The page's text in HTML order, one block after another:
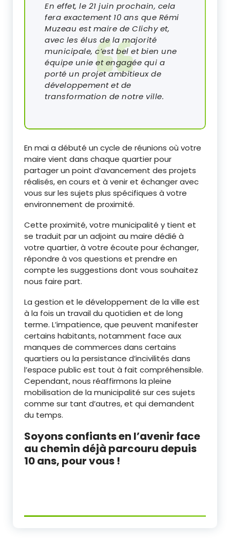
En effet, le 21 juin prochain, cela
fera exactement 10 ans que Rémi
Muzeau est maire de Clichy et,
avec les élus de la majorité
municipale, c’est bel et bien une
équipe unie et engagée qui a
porté un projet ambitieux de
développement et de
transformation de notre ville.
En mai a débuté un cycle de réunions où votre
maire vient dans chaque quartier pour
partager un point d’avancement des projets
réalisés, en cours et à venir et échanger avec
vous sur les sujets plus spécifiques à votre
environnement de proximité.
Cette proximité, votre municipalité y tient et
se traduit par un adjoint au maire dédié à
votre quartier, à votre écoute pour échanger,
répondre à vos questions et prendre en
compte les suggestions dont vous souhaitez
nous faire part.
La gestion et le développement de la ville est
à la fois un travail du quotidien et de long
terme. L’impatience, que peuvent manifester
certains habitants, notamment face aux
manques de commerces dans certains
quartiers ou la persistance d’incivilités dans
l’espace public est tout à fait compréhensible.
Cependant, nous réaffirmons la pleine
mobilisation de la municipalité sur ces sujets
comme sur tant d’autres, et qui demandent
du temps.
Soyons confiants en l’avenir face
au chemin déjà parcouru depuis
10 ans, pour vous !